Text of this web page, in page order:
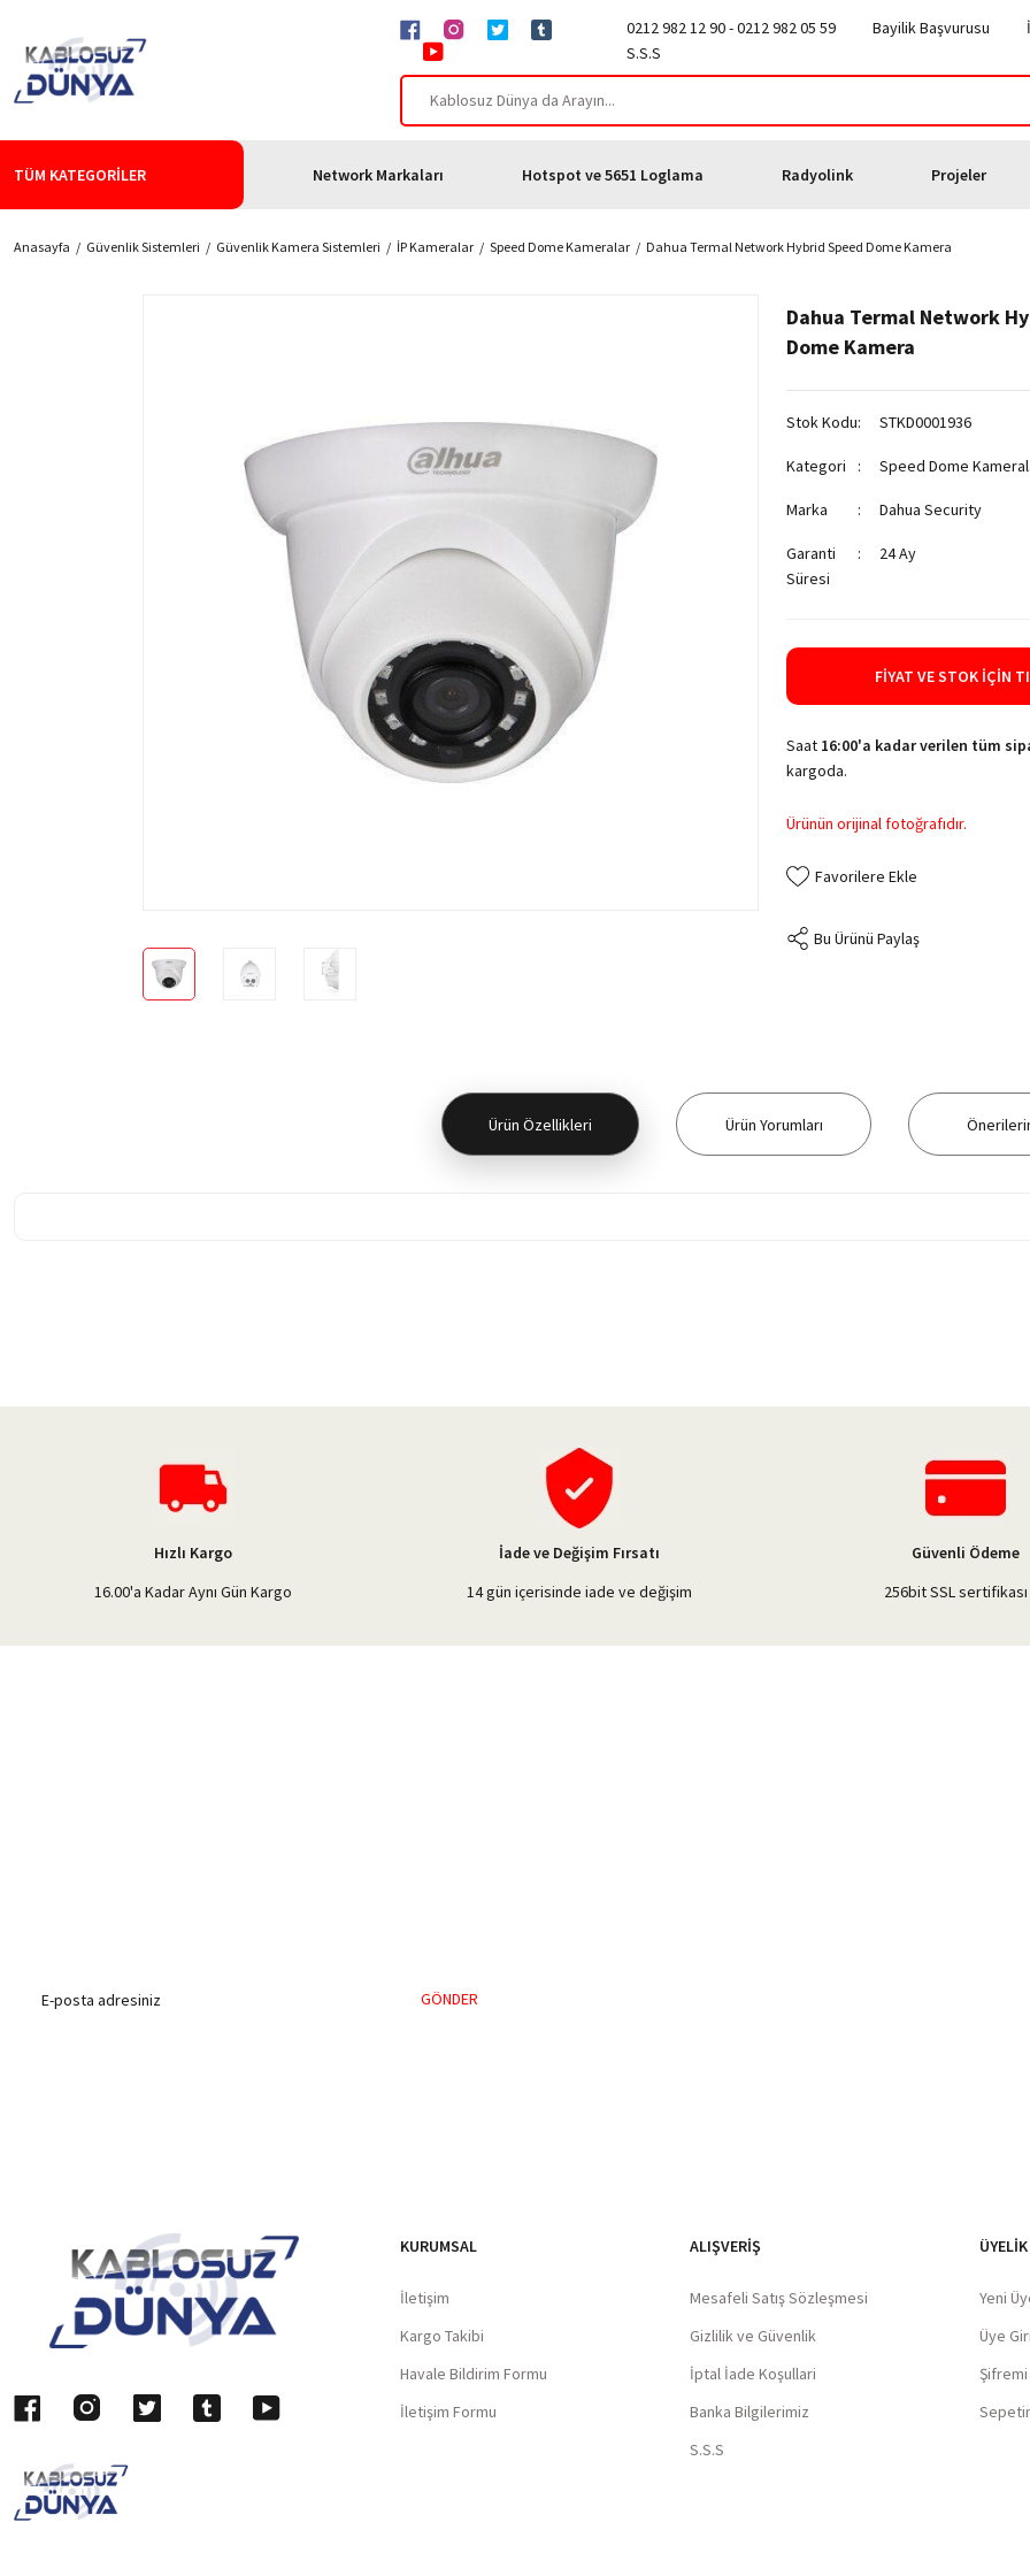
0212 982 12 90 - 0212 982 05 59 Bayilik Başvurusu
S.S.S
TÜM KATEGORİLER Network Markaları Hotspot ve 5651 Loglama Radyolink Projeler
Anasayfa Güvenlik Sistemleri Güvenlik Kamera Sistemleri İP Kameralar Speed Dome Kameralar Dahua Termal Network Hybrid Speed Dome Kamera
Dahua Termal Network
Dome Kamera
Stok Kodu STKD0001936
Kategori Speed Dome
Marka Dahua Security
Garanti
Süresi
24 Ay
FIYAT VE STOK İÇIN
Saat 16:00'a kadar verilen tüm
kargoda.
Ürünün orijinal fotoğrafıdır.
Bu Ürünü Paylaş
Ürün Özellikleri Ürün Yorumları
Ürün fiyatı diğer sitelerden daha pahalı.
Bu ürüne benzer farklı alternatifler olmalı.
Hızlı Kargo
16.00'a Kadar Aynı Gün Kargo
İade ve Değişim Fırsatı
14 gün içerisinde iade ve değişim
Güvenli Ödeme
256bit SSL
GÖNDER
KURUMSAL
İletişim
Kargo Takibi
Havale Bildirim Formu
İletişim Formu
ALIŞVERIŞ
Mesafeli Satış Sözleşmesi
Gizlilik ve Güvenlik
İptal İade Koşullari
Banka Bilgilerimiz
S.S.S
ÜYELİK
Yeni
Üye